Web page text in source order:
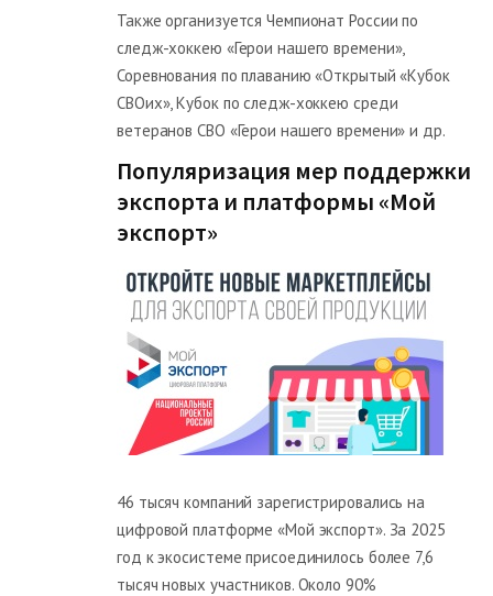
Также организуется Чемпионат России по
следж-хоккею «Герои нашего времени»,
Соревнования по плаванию «Открытый «Кубок
СВОих», Кубок по следж-хоккею среди
ветеранов СВО «Герои нашего времени» и др.
Популяризация мер поддержки
экспорта и платформы «Мой
экспорт»
46 тысяч компаний зарегистрировались на
цифровой платформе «Мой экспорт». За 2025
год к экосистеме присоединилось более 7,6
тысяч новых участников. Около 90%